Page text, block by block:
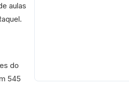
aulas
do
545